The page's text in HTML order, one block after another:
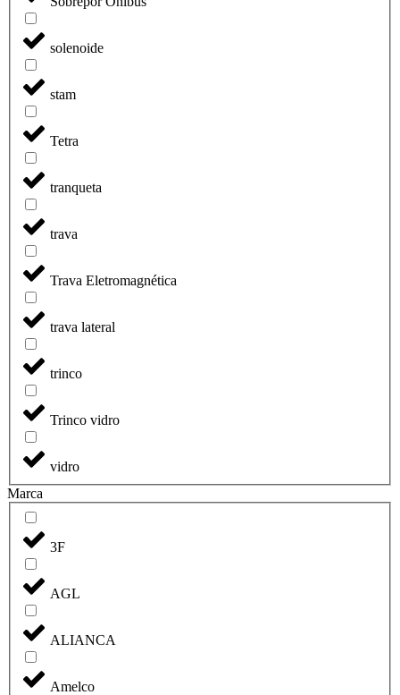
solenoide
stam
Tetra
tranqueta
trava
Trava Eletromagnética
trava lateral
trinco
Trinco vidro
vidro
Marca
3F
AGL
ALIANCA
Amelco